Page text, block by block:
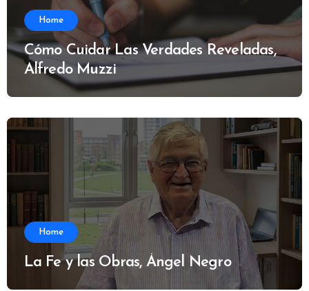
Home
Cómo Cuidar Las Verdades Reveladas,
Alfredo Muzzi
Home
La Fe y las Obras, Ángel Negro